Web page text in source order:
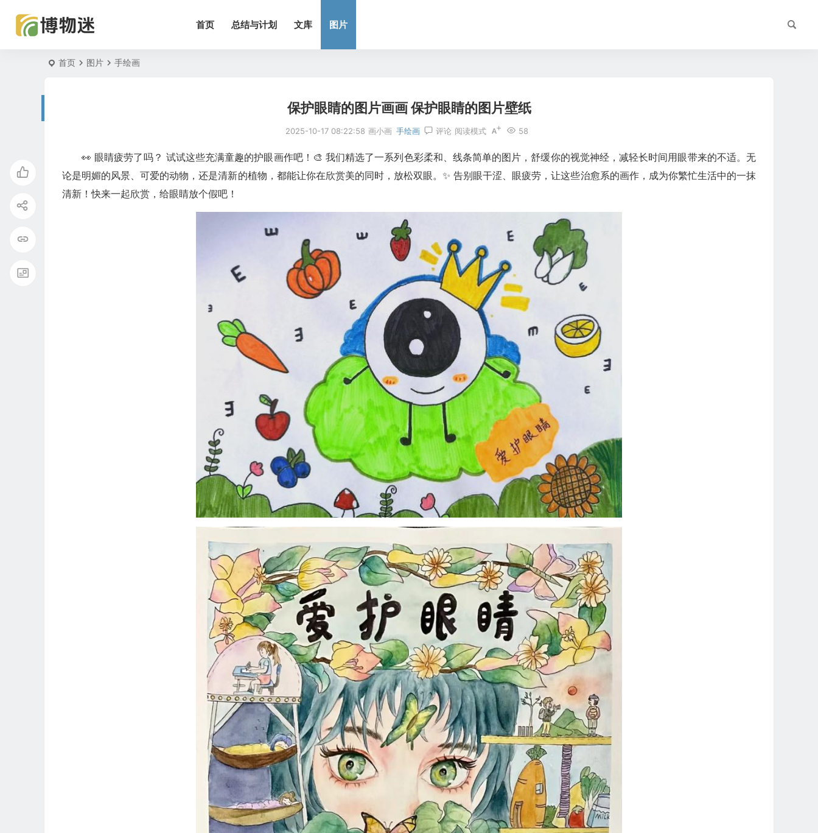
首页 总结与计划 文库 图片
首页 图片 手绘画
保护眼睛的图片画画 保护眼睛的图片壁纸
2025-10-17 08:22:58 画小画 手绘画 评论 58
阅读模式
👀 眼睛疲劳了吗？ 试试这些充满童趣的护眼画作吧！🎨 我们精选了一系列色彩柔和、线条简单的图片，舒缓你的视觉神经，减轻长时间用眼带来的不适。无
论是明媚的风景、可爱的动物，还是清新的植物，都能让你在欣赏美的同时，放松双眼。✨ 告别眼干涩、眼疲劳，让这些治愈系的画作，成为你繁忙生活中的一抹
清新！快来一起欣赏，给眼睛放个假吧！